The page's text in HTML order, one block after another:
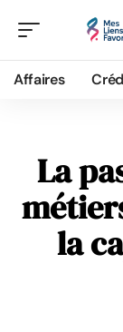
Affaires
La
la